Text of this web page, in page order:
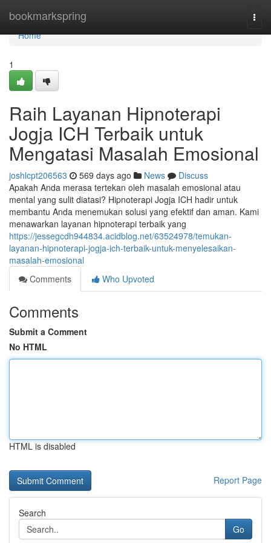
bookmarkspring
Home
Home
1
Raih Layanan Hipnoterapi
Jogja ICH Terbaik untuk
Mengatasi Masalah Emosional
joshlcpt206563 569 days ago News
Discuss
Apakah Anda merasa tertekan oleh masalah emosional atau
mental yang sulit diatasi? Hipnoterapi Jogja ICH hadir untuk
membantu Anda menemukan solusi yang efektif dan aman. Kami
menawarkan layanan hipnoterapi terbaik yang
https://jessegcdh944834.acidblog.net/63524978/temukan-
layanan-hipnoterapi-jogja-ich-terbaik-untuk-menyelesaikan-
masalah-emosional
Comments
Who Upvoted
Comments
Submit a Comment
No HTML
HTML is disabled
Report Page
Search
Go